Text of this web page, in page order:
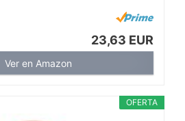
23,63 EUR
Ver en Amazon
OFERTA